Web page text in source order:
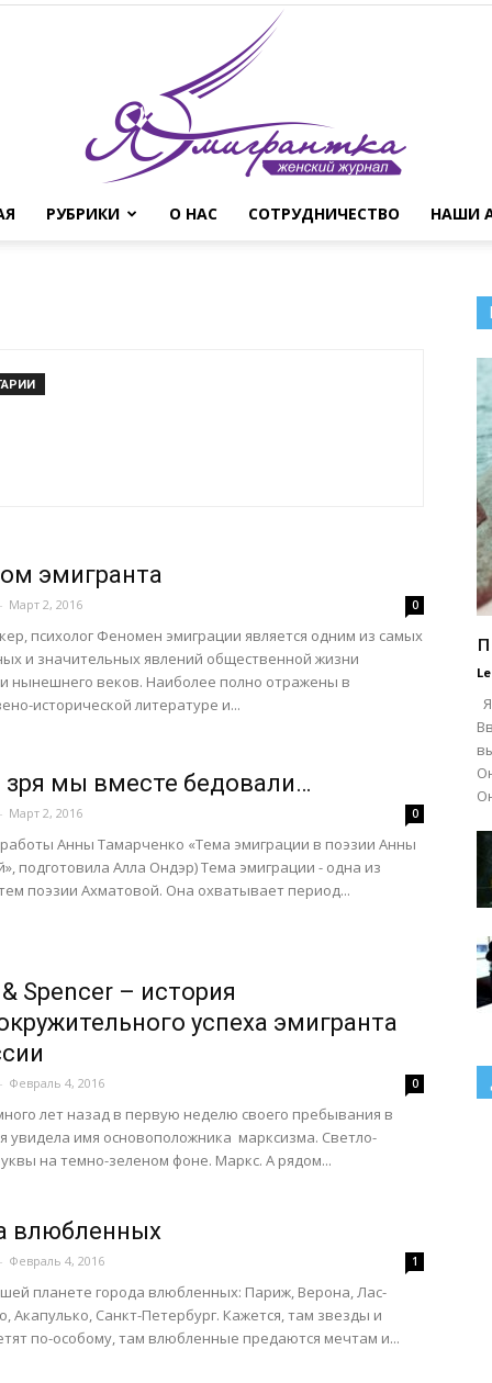
"Я
РУБРИКИ О НАС СОТРУДНИЧЕСТВО НАШИ
эмигранта
- Март 2, 2016 0
психолог Феномен эмиграции является одним из самых
и значительных явлений общественной жизни
нынешнего веков. Наиболее полно отражены в
исторической литературе и...
зря мы вместе бедовали…
- Март 2, 2016 0
Анны Тамарченко «Тема эмиграции в поэзии Анны
подготовила Алла Ондэр) Тема эмиграции - одна из
поэзии Ахматовой. Она охватывает период...
Spencer – история
успеха эмигранта
- Февраль 4, 2016 0
лет назад в первую неделю своего пребывания в
увидела имя основоположника марксизма. Светло-
на темно-зеленом фоне. Маркс. А рядом...
влюбленных
- Февраль 4, 2016 1
планете города влюбленных: Париж, Верона, Лас-
Акапулько, Санкт-Петербург. Кажется, там звезды и
по-особому, там влюбленные предаются мечтам и...